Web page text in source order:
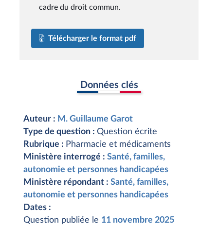
cadre du droit commun.
Télécharger le format pdf
Données clés
Auteur : M. Guillaume Garot
Type de question : Question écrite
Rubrique : Pharmacie et médicaments
Ministère interrogé : Santé, familles,
autonomie et personnes handicapées
Ministère répondant : Santé, familles,
autonomie et personnes handicapées
Dates :
Question publiée le 11 novembre 2025